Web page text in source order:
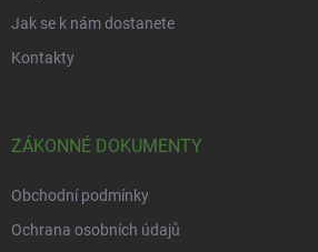
Jak se k nám dostanete
Kontakty
ZÁKONNÉ DOKUMENTY
Obchodní podmínky
Ochrana osobních údajů